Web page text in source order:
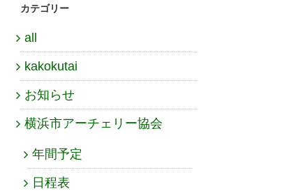
カテゴリー
all
kakokutai
お知らせ
横浜市アーチェリー協会
年間予定
日程表